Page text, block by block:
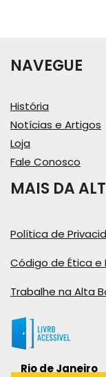
NAVEGUE
História
Notícias e Artigos
Loja
Fale Conosco
MAIS DA
Política de
Código de Ética e
Trabalhe na Alta
Rio de Janeiro